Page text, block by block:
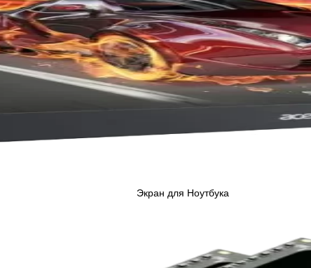
Экран для Ноутбука